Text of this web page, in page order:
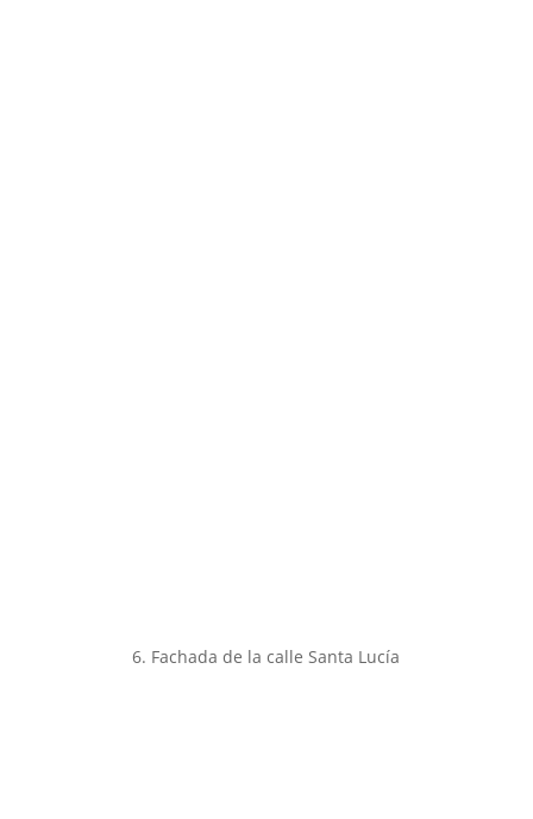
6. Fachada de la calle Santa Lucía